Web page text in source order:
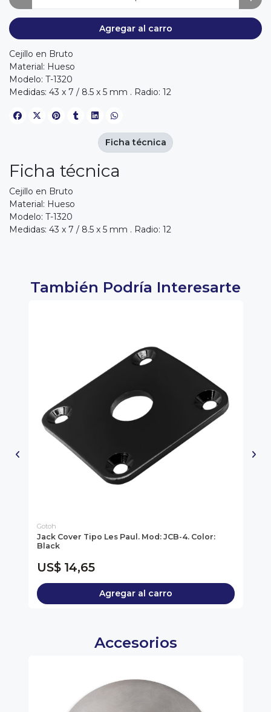
Agregar al carro
Cejillo en Bruto
Material: Hueso
Modelo: T-1320
Medidas: 43 x 7 / 8.5 x 5 mm . Radio: 12
Ficha técnica
Cejillo en Bruto
Material: Hueso
Modelo: T-1320
Medidas: 43 x 7 / 8.5 x 5 mm . Radio: 12
Ficha técnica
También Podría Interesarte
Gotoh
Jack Cover Tipo Les Paul. Mod: JCB-4. Color:
Black
US$ 14,65
Agregar al carro
Accesorios